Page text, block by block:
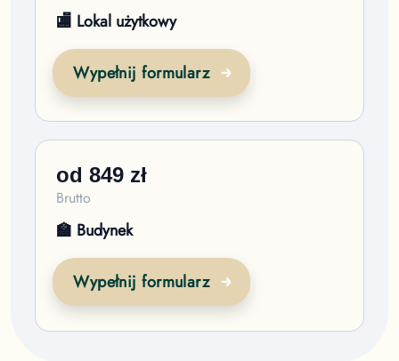
🏬 Lokal użytkowy
Wypełnij formularz
od849 zł
Brutto
🏫 Budynek
Wypełnij formularz